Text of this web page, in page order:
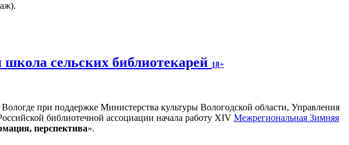
сельских библиотекарей 18+
Вологде при поддержке Министерства культуры Вологодской области, Управления
библиотечной ассоциации начала работу XIV Межрегиональная Зимняя
перспектива».